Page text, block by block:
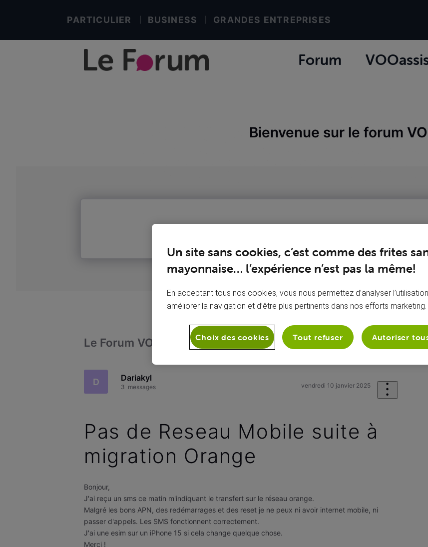
PARTICULIER BUSINESS GRANDES ENTREPRISES
Forum
Bienvenue sur le forum
Le Forum VOO Téléphonie Mon appareil mobile Pas
D Dariakyl
3 messages vendredi 10 janvier 2025
Pas de Reseau Mobile suite à
migration Orange
Bonjour,
J'ai reçu un sms ce matin m'indiquant le transfert sur le réseau orange.
Malgré les bons APN, des redémarrages et des reset je ne peux ni avoir internet mobile, ni
passer d'appels. Les SMS fonctionnent correctement.
J'ai une esim sur un iPhone 15 si cela change quelque chose.
Merci !
Un site sans cookies, c’est comme des frites
mayonnaise… l’expérience n’est pas la même!
En acceptant tous nos cookies, vous nous permettez d’analyser
améliorer la navigation et d’être plus pertinents dans nos efforts marketing.
Tout refuser Autoriser
Choix des cookies